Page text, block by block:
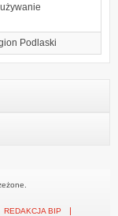
Podlaski
REDAKCJA BIP